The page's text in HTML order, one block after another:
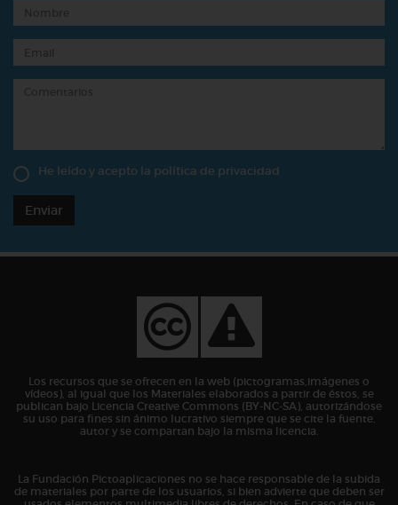
He leído y acepto la política de privacidad
Enviar
Los recursos que se ofrecen en la web (pictogramas,imágenes o
vídeos), al igual que los Materiales elaborados a partir de éstos, se
publican bajo Licencia Creative Commons (BY-NC-SA), autorizándose
su uso para fines sin ánimo lucrativo siempre que se cite la fuente,
autor y se compartan bajo la misma licencia.
La Fundación Pictoaplicaciones no se hace responsable de la subida
de materiales por parte de los usuarios, si bien advierte que deben ser